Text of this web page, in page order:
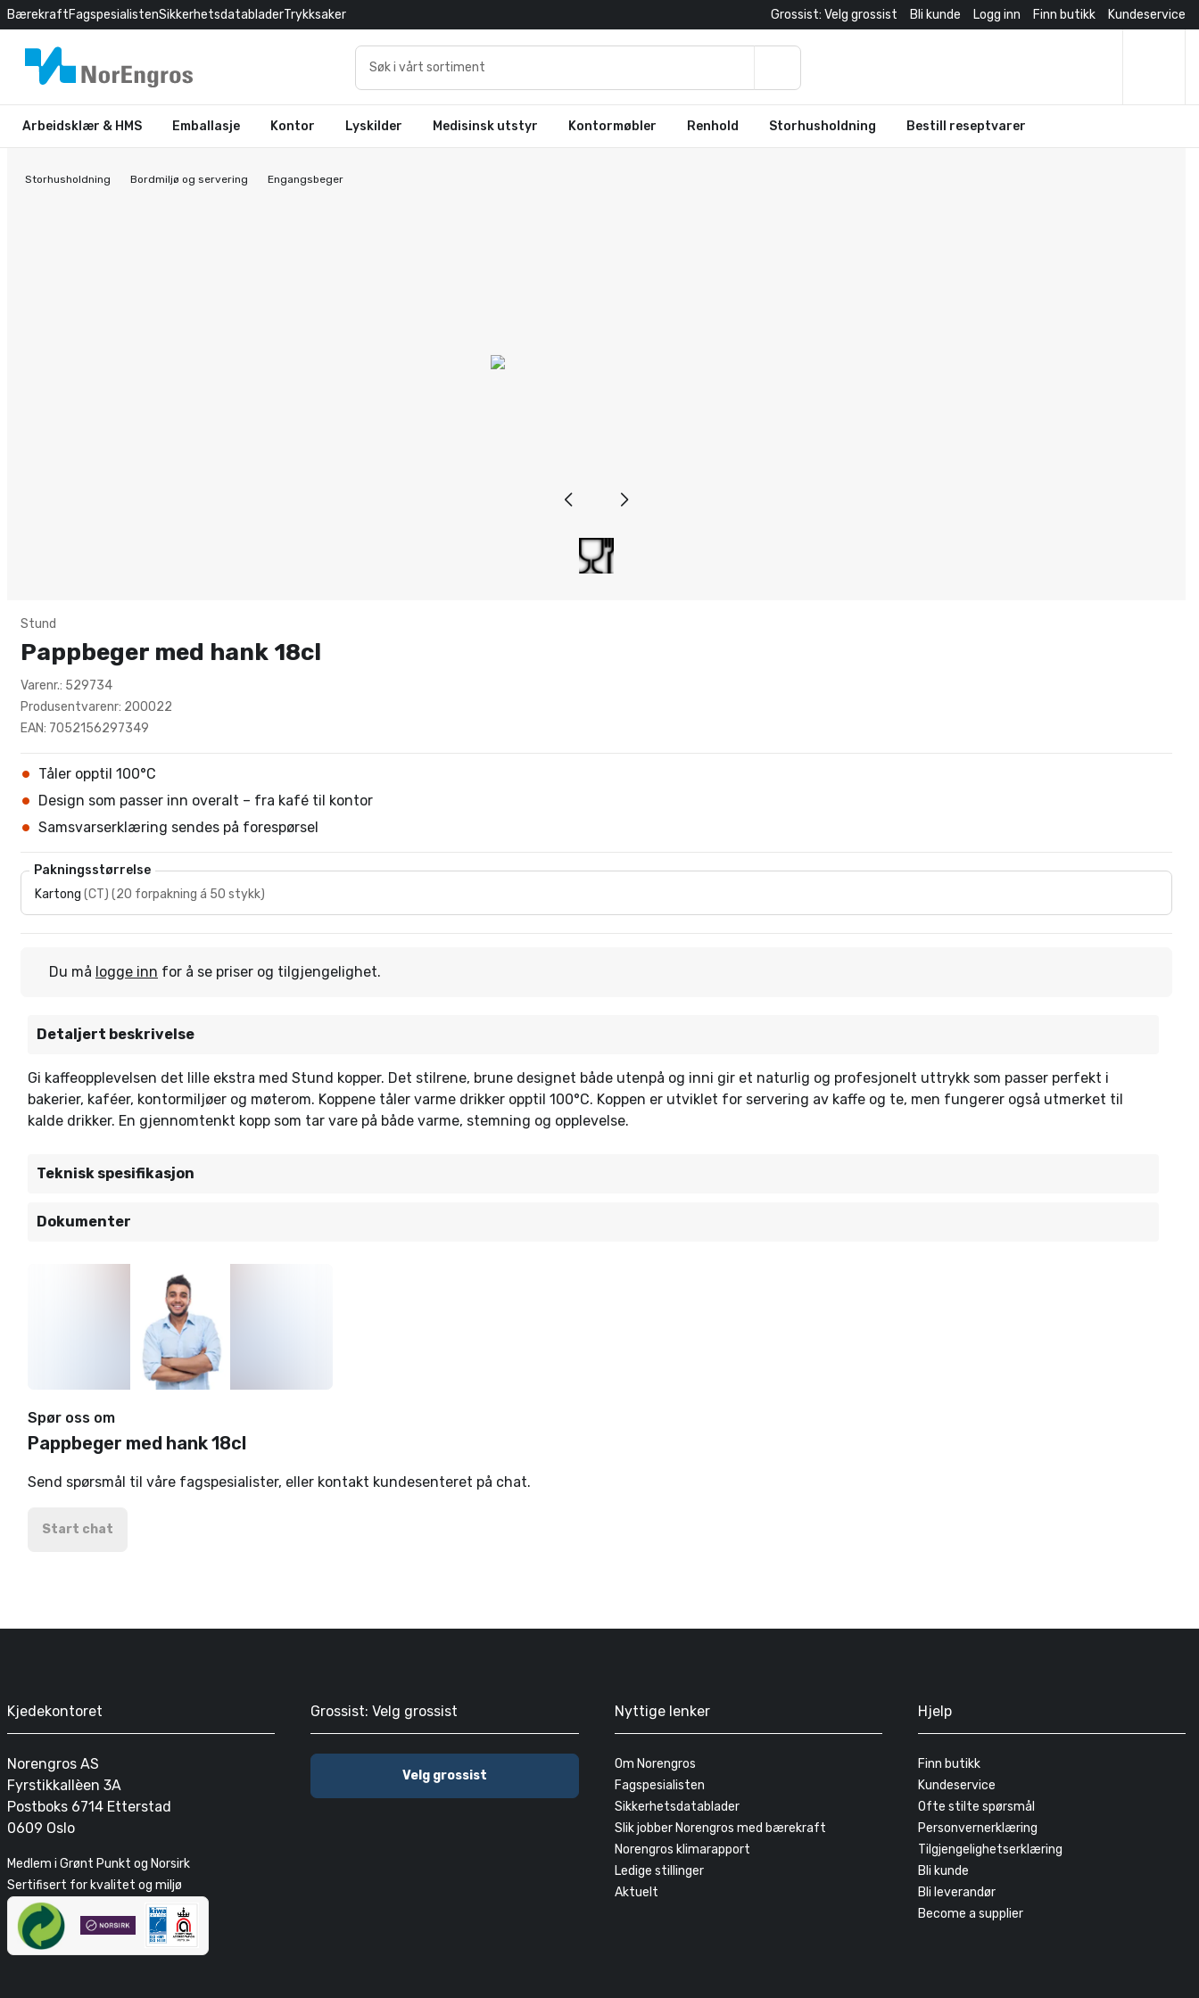
BærekraftFagspesialistenSikkerhetsdatabladerTrykksaker Grossist: Velg grossist Bli kunde Logg inn Finn butikk Kundeservice
Arbeidsklær & HMS Emballasje Kontor Lyskilder Medisinsk utstyr Kontormøbler Renhold Storhusholdning Bestill reseptvarer
Storhusholdning Bordmiljø og servering Engangsbeger
Stund
Pappbeger med hank 18cl
Varenr.: 529734
Produsentvarenr: 200022
EAN: 7052156297349
Tåler opptil 100°C
Design som passer inn overalt – fra kafé til kontor
Samsvarserklæring sendes på forespørsel
Pakningsstørrelse
Kartong (CT) (20 forpakning á 50 stykk)
Du må logge inn for å se priser og tilgjengelighet.
Detaljert beskrivelse
Gi kaffeopplevelsen det lille ekstra med Stund kopper. Det stilrene, brune designet både utenpå og inni gir et naturlig og profesjonelt uttrykk som passer perfekt i
bakerier, kaféer, kontormiljøer og møterom. Koppene tåler varme drikker opptil 100°C. Koppen er utviklet for servering av kaffe og te, men fungerer også utmerket til
kalde drikker. En gjennomtenkt kopp som tar vare på både varme, stemning og opplevelse.
Teknisk spesifikasjon
Dokumenter
Spør oss om
Pappbeger med hank 18cl
Send spørsmål til våre fagspesialister, eller kontakt kundesenteret på chat.
Start chat
Kjedekontoret
Norengros AS
Fyrstikkallèen 3A
Postboks 6714 Etterstad
0609 Oslo
Medlem i Grønt Punkt og Norsirk
Sertifisert for kvalitet og miljø
Grossist: Velg grossist
Velg grossist
Nyttige lenker
Om Norengros
Fagspesialisten
Sikkerhetsdatablader
Slik jobber Norengros med bærekraft
Norengros klimarapport
Ledige stillinger
Aktuelt
Hjelp
Finn butikk
Kundeservice
Ofte stilte spørsmål
Personvernerklæring
Tilgjengelighetserklæring
Bli kunde
Bli leverandør
Become a supplier